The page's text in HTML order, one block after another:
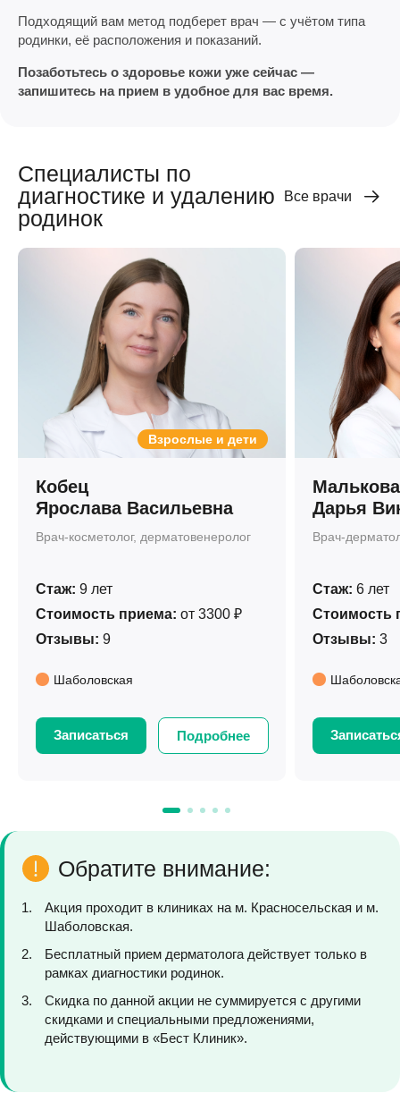
Подходящий вам метод подберет врач — с учётом типа
родинки, её расположения и показаний.
Позаботьтесь о здоровье кожи уже сейчас —
запишитесь на прием в удобное для вас время.
Специалисты по
диагностике и удалению
родинок
Все врачи
Взрослые и дети
Кобец
Ярослава Васильевна
Врач-косметолог, дерматовенеролог
Стаж: 9 лет
Стоимость приема: от 3300 ₽
Отзывы: 9
Шаболовская
Записаться Подробнее
Малькова
Дарья
Врач-
Стаж: 6 лет
Стоимость
Отзывы: 3
Обратите внимание:
Акция проходит в клиниках на м. Красносельская и м.
Шаболовская.
Бесплатный прием дерматолога действует только в
рамках диагностики родинок.
Скидка по данной акции не суммируется с другими
скидками и специальными предложениями,
действующими в «Бест Клиник».